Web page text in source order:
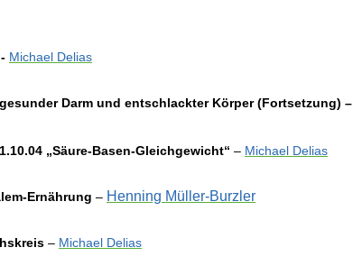
- Michael Delias
Darm und entschlackter Körper (Fortsetzung) –
„Säure-Basen-Gleichgewicht“ – Michael Delias
Ernährung – Henning Müller-Burzler
– Michael Delias